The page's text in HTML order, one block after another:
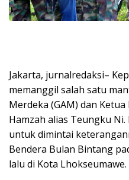
Jakarta, jurnalredaksi–
memanggil salah satu
Merdeka (GAM) dan
Hamzah alias Teungku
untuk dimintai
Bendera Bulan Bintang
lalu di Kota Lhokseumawe.